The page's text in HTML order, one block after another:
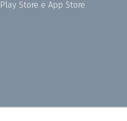
Play Store e App Store